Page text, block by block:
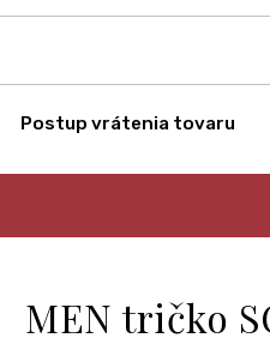
Postup vrátenia tovaru
MEN tričko